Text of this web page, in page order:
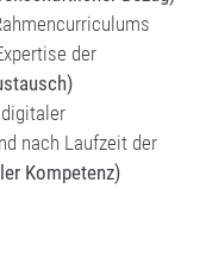
der
nach Laufzeit der
Kompetenz)